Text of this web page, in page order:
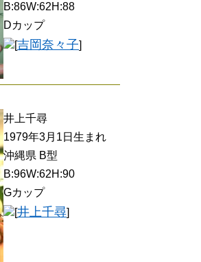
B:86W:62H:88
Dカップ
吉岡奈々子
井上千尋
1979年3月1日生まれ
沖縄県 B型
B:96W:62H:90
Gカップ
井上千尋